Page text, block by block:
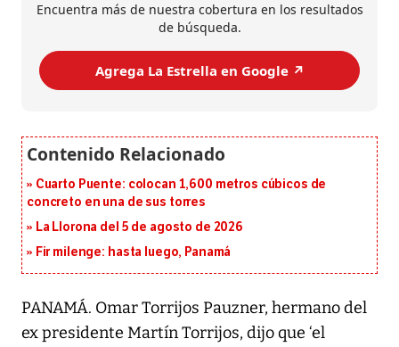
Encuentra más de nuestra cobertura en los resultados
de búsqueda.
Agrega La Estrella en Google ↗️
Cuarto Puente: colocan 1,600 metros cúbicos de
concreto en una de sus torres
La Llorona del 5 de agosto de 2026
Fir milenge: hasta luego, Panamá
PANAMÁ. Omar Torrijos Pauzner, hermano del
ex presidente Martín Torrijos, dijo que ‘el